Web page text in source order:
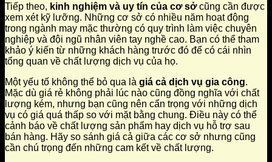
Tiếp theo, kinh nghiệm và uy tín của cơ sởcũng cần được
xem xét kỹ lưỡng. Những cơ sở có nhiều năm hoạt động
trong ngành may mặc thường có quy trình làm việc chuyên
nghiệp và đội ngũ nhân viên tay nghề cao. Bạn có thể tham
khảo ý kiến từ những khách hàng trước đó để có cái nhìn
tổng quan về chất lượng dịch vụ của họ.
Một yếu tố không thể bỏ qua là giá cả dịch vụ gia công.
Mặc dù giá rẻ không phải lúc nào cũng đồng nghĩa với chất
lượng kém, nhưng bạn cũng nên cẩn trọng với những dịch
vụ có giá quá thấp so với mặt bằng chung. Điều này có thể
cảnh báo về chất lượng sản phẩm hay dịch vụ hỗ trợ sau
bán hàng. Hãy so sánh giá cả giữa các cơ sở nhưng cũng
cần chú trọng đến những cam kết về chất lượng.